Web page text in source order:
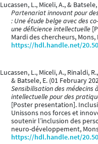
Lucassen, L., Miceli, A., &
Partenariat innovant pour des
: Une étude belge avec des
une déficience intellectuelle
Mardi des chercheurs, Mons,
https://hdl.handle.net/
Lucassen, L., Miceli, A., Rinaldi,
& Batsele, E. (01 February
Sensibilisation des médecins
intellectuelle pour des
[Poster presentation].
Unissons nos forces et
soutenir l’inclusion des
neuro-développement,
https://hdl.handle.net/